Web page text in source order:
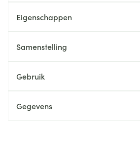
Eigenschappen
Samenstelling
Gebruik
Gegevens